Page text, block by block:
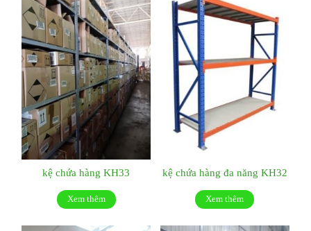
kệ chứa hàng KH33
Xem thêm
kệ chứa hàng đa năng KH32
Xem thêm